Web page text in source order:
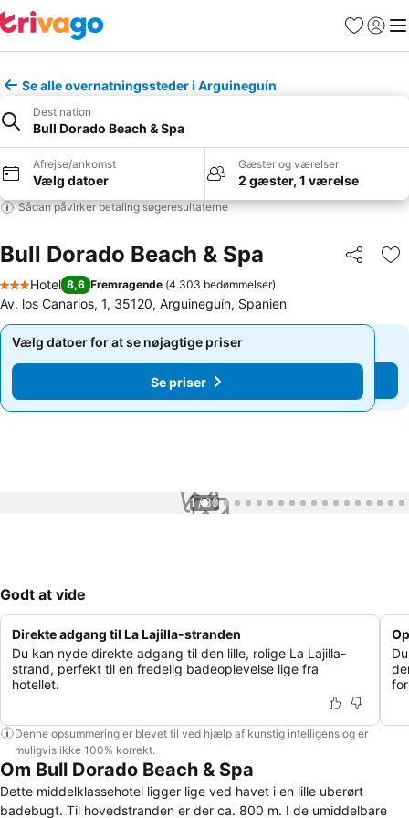
Favoritter
Log ind
Se alle overnatningssteder i Arguineguín
Destination
Bull Dorado Beach & Spa
Afrejse/ankomst
Vælg datoer
Gæster og værelser
2 gæster, 1 værelse
Sådan påvirker betaling søgeresultaterne
Bull Dorado Beach & Spa Del
3 Stjerner
Hotel 8,6 Fremragende (4.303 bedømmelser)
Av. los Canarios, 1, 35120, Arguineguín, Spanien
Vælg datoer for at se nøjagtige priser
Se priser
Vælg datoer for at se nøjagtige priser
Se priser
1 / 30
Godt at vide
Direkte adgang til La Lajilla-stranden
Du kan nyde direkte adgang til den lille, rolige La Lajilla-
strand, perfekt til en fredelig badeoplevelse lige fra
hotellet.
Denne opsummering er blevet til ved hjælp af kunstig intelligens og er
muligvis ikke 100% korrekt.
Om Bull Dorado Beach & Spa
Dette middelklassehotel ligger lige ved havet i en lille uberørt
badebugt. Til hovedstranden er der ca. 800 m. I de umiddelbare